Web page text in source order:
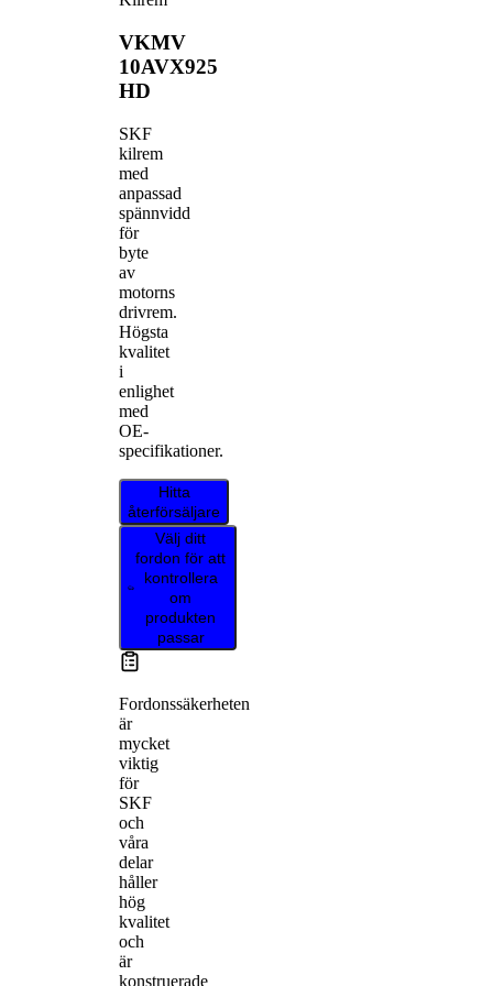
VKMV
10AVX925
HD
SKF
kilrem
med
anpassad
spännvidd
för
byte
av
motorns
drivrem.
Högsta
kvalitet
i
enlighet
med
OE-
specifikationer.
Hitta
återförsäljare
Välj ditt
fordon för att
kontrollera
om
produkten
passar
Fordonssäkerheten
är
mycket
viktig
för
SKF
och
våra
delar
håller
hög
kvalitet
och
är
konstruerade